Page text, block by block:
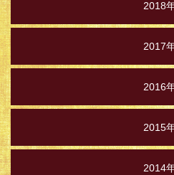
2018
2017
2016
2015
2014